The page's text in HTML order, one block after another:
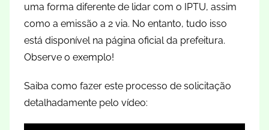
uma forma diferente de lidar com o IPTU, assim
como a emissão a 2 via. No entanto, tudo isso
está disponível na página oficial da prefeitura.
Observe o exemplo!
Saiba como fazer este processo de solicitação
detalhadamente pelo vídeo: